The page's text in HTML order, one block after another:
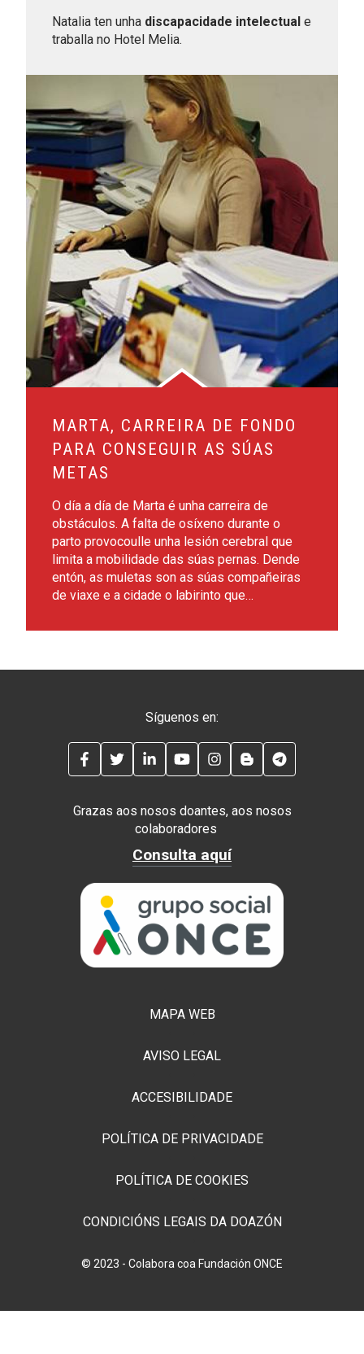
Natalia ten unha discapacidade intelectual e
traballa no Hotel Melia.
MARTA, CARREIRA DE FONDO
PARA CONSEGUIR AS SÚAS
METAS
O día a día de Marta é unha carreira de
obstáculos. A falta de osíxeno durante o
parto provocoulle unha lesión cerebral que
limita a mobilidade das súas pernas. Dende
entón, as muletas son as súas compañeiras
de viaxe e a cidade o labirinto que…
Leer más sobre Marta, carreira de fondo para conseguir as
Síguenos en:
FACEBOOKTWITTERLINKEDINYOUTUBEINSTAGRAM
BLOG
Grazas aos nosos doantes, aos nosos
colaboradores
Consulta aquí
MAPA WEB
AVISO LEGAL
ACCESIBILIDADE
POLÍTICA DE PRIVACIDADE
POLÍTICA DE COOKIES
CONDICIÓNS LEGAIS DA DOAZÓN
© 2023 - Colabora coa Fundación ONCE